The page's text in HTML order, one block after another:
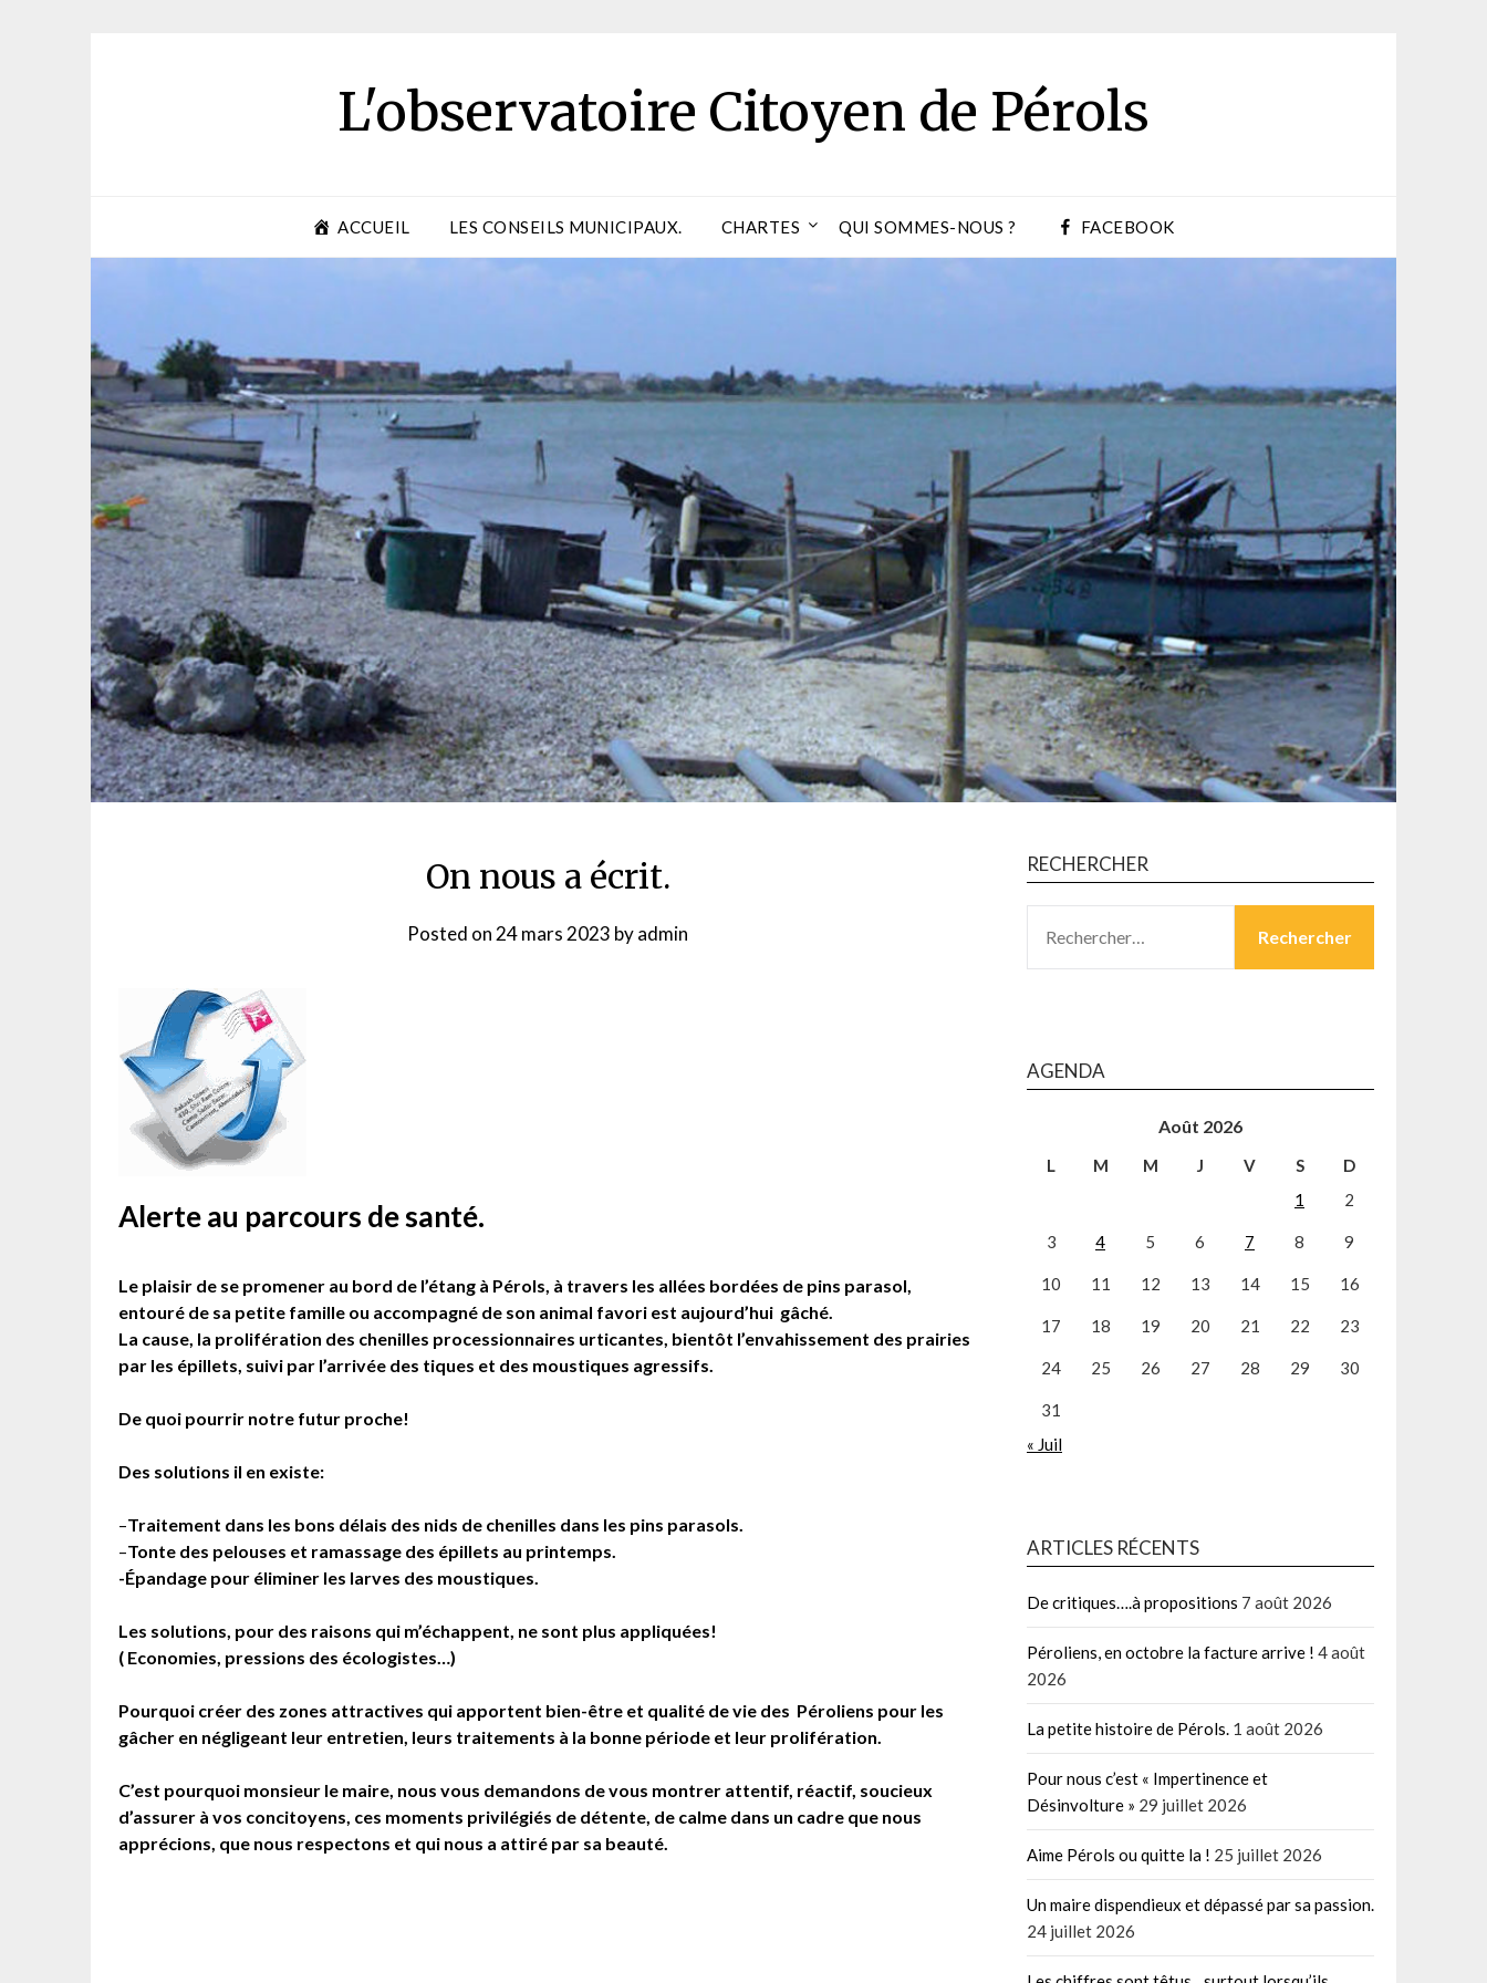
L'observatoire Citoyen de Pérols
ACCUEIL LES CONSEILS MUNICIPAUX. CHARTES QUI SOMMES-NOUS ? FACEBOOK
On nous a écrit.
Posted on 24 mars 2023 byadmin
Alerte au parcours de santé.
Le plaisir de se promener au bord de l’étang à Pérols, à travers les allées bordées de pins parasol,
entouré de sa petite famille ou accompagné de son animal favori est aujourd’hui gâché.
La cause, la prolifération des chenilles processionnaires urticantes, bientôt l’envahissement des prairies
par les épillets, suivi par l’arrivée des tiques et des moustiques agressifs.
De quoi pourrir notre futur proche!
Des solutions il en existe:
–Traitement dans les bons délais des nids de chenilles dans les pins parasols.
–Tonte des pelouses et ramassage des épillets au printemps.
-Épandage pour éliminer les larves des moustiques.
Les solutions, pour des raisons qui m’échappent, ne sont plus appliquées!
( Economies, pressions des écologistes…)
Pourquoi créer des zones attractives qui apportent bien-être et qualité de vie des Péroliens pour les
gâcher en négligeant leur entretien, leurs traitements à la bonne période et leur prolifération.
C’est pourquoi monsieur le maire, nous vous demandons de vous montrer attentif, réactif, soucieux
d’assurer à vos concitoyens, ces moments privilégiés de détente, de calme dans un cadre que nous
apprécions, que nous respectons et qui nous a attiré par sa beauté.
RECHERCHER
AGENDA
Août 2026
L M M J V S
D
1
2
3 4 5 6 7 8 9
10 11 12 13 14 15 16
17 18 19 20 21 22 23
24 25 26 27 28 29 30
31
« Juil
ARTICLES RÉCENTS
De critiques….à propositions 7 août 2026
Péroliens, en octobre la facture arrive ! 4 août
2026
La petite histoire de Pérols. 1 août 2026
Pour nous c’est « Impertinence et
Désinvolture » 29 juillet 2026
Aime Pérols ou quitte la ! 25 juillet 2026
Un maire dispendieux et dépassé par sa passion.
24 juillet 2026